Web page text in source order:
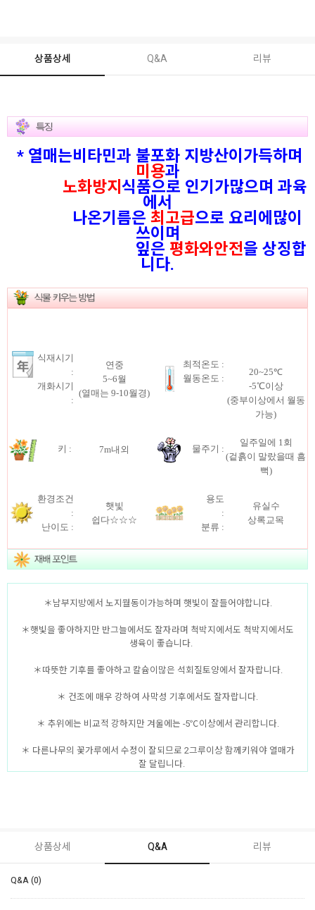
상품상세 Q&A 리뷰
* 열매는비타민과 불포화 지방산이가득하며
미용과
노화방지식품으로 인기가많으며 과육
에서
나온기름은 최고급으로 요리에많이
쓰이며
잎은 평화와안전을 상징합
니다.
식재시기
:
개화시기
:
연중
5~6월
(열매는 9-10월경)
최적온도 :
월동온도 :
20~25℃
-5℃이상
(중부이상에서 월동
가능)
키 : 7m내외 물주기 :
일주일에 1회
(겉흙이 말랐을때 흠
뻑)
환경조건
:
난이도 :
햇빛
쉽다☆☆☆
용도
:
분류 :
유실수
상록교목
＊남부지방에서 노지월동이가능하며 햇빛이 잘들어야합니다.
＊햇빛을 좋아하지만 반그늘에서도 잘자라며 척박지에서도 척박지에서도
생육이 좋습니다.
＊따뜻한 기후를 좋아하고 칼슘이많은 석회질토양에서 잘자랍니다.
＊ 건조에 매우 강하여 사막성 기후에서도 잘자랍니다.
＊ 추위에는 비교적 강하지만 겨울에는 -5℃이상에서 관리합니다.
＊ 다른나무의 꽃가루에서 수정이 잘되므로 2그루이상 함께키워야 열매가
잘 달립니다.
상품상세 Q&A 리뷰
Q&A (0)